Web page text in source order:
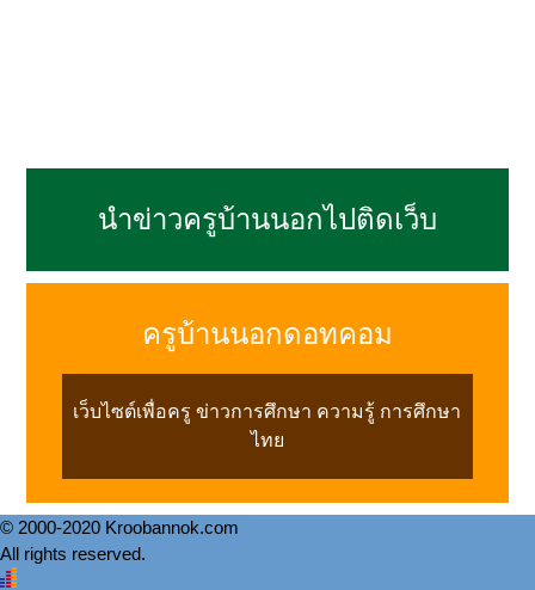
นำข่าวครูบ้านนอกไปติดเว็บ
ครูบ้านนอกดอทคอม
เว็บไซต์เพื่อครู ข่าวการศึกษา ความรู้ การศึกษา
ไทย
© 2000-2020 Kroobannok.com
All rights reserved.